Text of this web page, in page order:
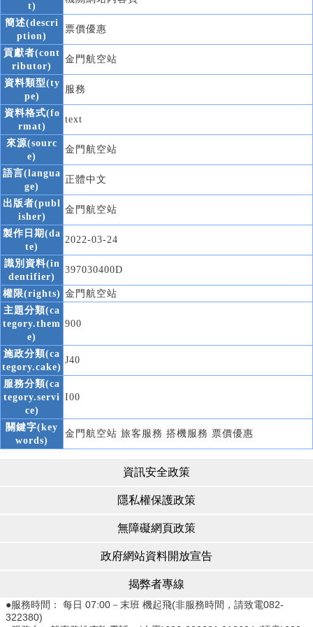
t)
簡述(descri
ption)
票價優惠
貢獻者(cont
ributor)
金門航空站
資料類型(ty
pe)
服務
資料格式(fo
rmat)
text
來源(sourc
e)
金門航空站
語言(langua
ge)
正體中文
出版者(publ
isher)
金門航空站
製作日期(da
te)
2022-03-24
識別資料(in
dentifier)
397030400D
權限(rights) 金門航空站
主題分類(ca
tegory.them
e)
900
施政分類(ca
tegory.cake)
J40
服務分類(ca
tegory.servi
ce)
I00
關鍵字(key
words)
金門航空站 旅客服務 搭機服務 票價優惠
資訊安全政策
隱私權保護政策
無障礙網頁政策
政府網站資料開放宣告
揭弊者專線
●服務時間： 每日 07:00－末班 機起飛(非服務時間，請致電082-
322380)